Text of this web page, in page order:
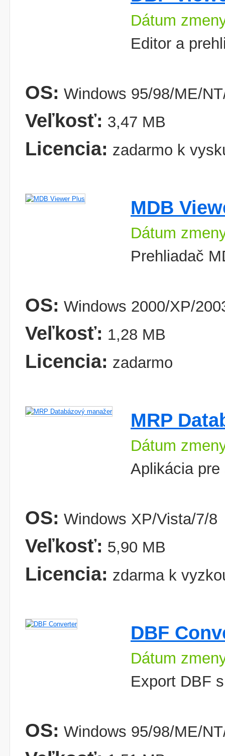
Dátum
Editor a
OS: Windows 95/98/ME/
Veľkosť: 3,47 MB
Licencia: zadarmo k
MDB
Dátum
Prehliadač
OS: Windows 2000/XP/
Veľkosť: 1,28 MB
Licencia: zadarmo
MRP
Dátum
Aplikácia
OS: Windows XP/Vista/7/8
Veľkosť: 5,90 MB
Licencia: zdarma k
DBF
Dátum
Export DBF
OS: Windows 95/98/ME/